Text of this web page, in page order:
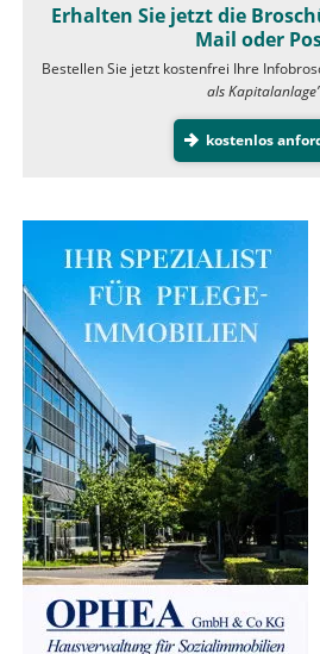
Erhalten Sie jetzt die
Mail oder
Bestellen Sie jetzt kostenfrei Ihre
als
kostenlos